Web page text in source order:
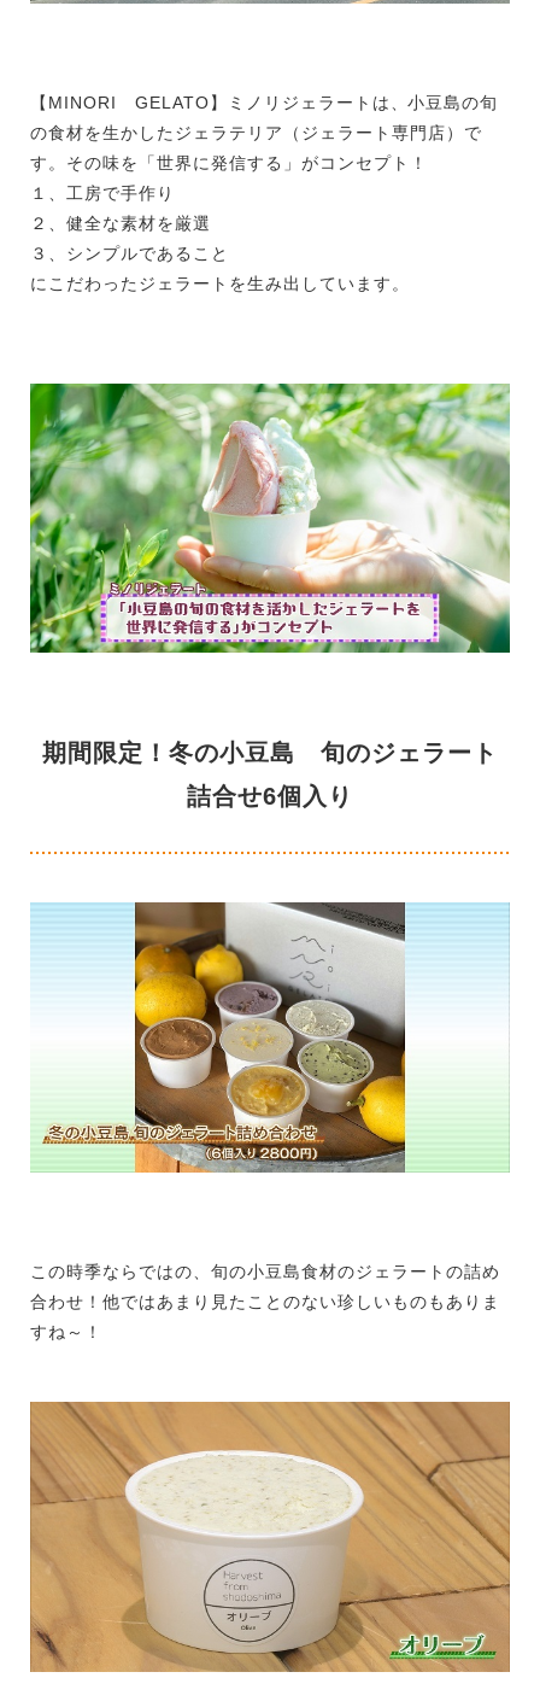
【MINORI GELATO】ミノリジェラートは、小豆島の旬
の食材を生かしたジェラテリア（ジェラート専門店）で
す。その味を「世界に発信する」がコンセプト！
１、工房で手作り
２、健全な素材を厳選
３、シンプルであること
にこだわったジェラートを生み出しています。
期間限定！冬の小豆島 旬のジェラート
詰合せ6個入り
この時季ならではの、旬の小豆島食材のジェラートの詰め
合わせ！他ではあまり見たことのない珍しいものもありま
すね～！